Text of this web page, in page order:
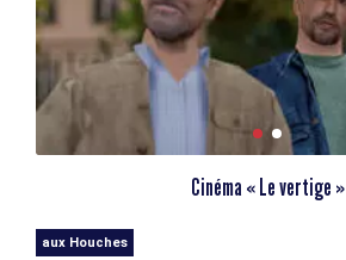
Cinéma « Le vertige »
aux Houches